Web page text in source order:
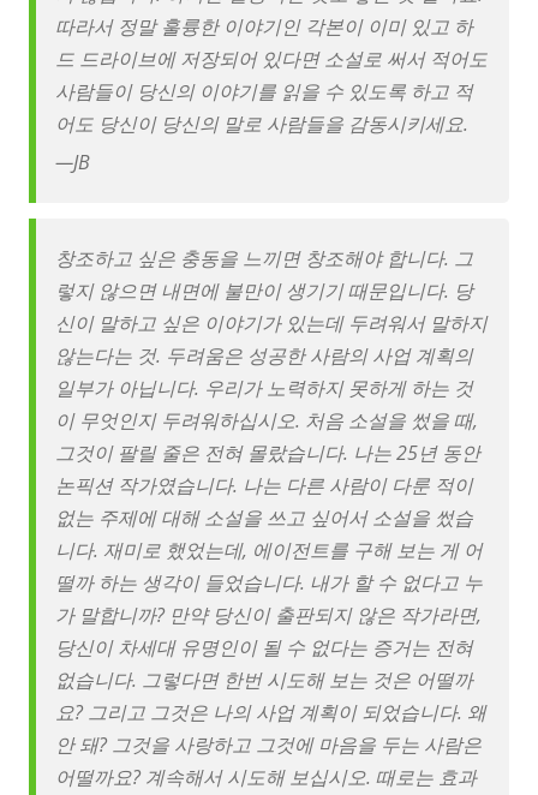
따라서 정말 훌륭한 이야기인 각본이 이미 있고 하
드 드라이브에 저장되어 있다면 소설로 써서 적어도
사람들이 당신의 이야기를 읽을 수 있도록 하고 적
어도 당신이 당신의 말로 사람들을 감동시키세요.
—JB
창조하고 싶은 충동을 느끼면 창조해야 합니다. 그
렇지 않으면 내면에 불만이 생기기 때문입니다. 당
신이 말하고 싶은 이야기가 있는데 두려워서 말하지
않는다는 것. 두려움은 성공한 사람의 사업 계획의
일부가 아닙니다. 우리가 노력하지 못하게 하는 것
이 무엇인지 두려워하십시오. 처음 소설을 썼을 때,
그것이 팔릴 줄은 전혀 몰랐습니다. 나는 25년 동안
논픽션 작가였습니다. 나는 다른 사람이 다룬 적이
없는 주제에 대해 소설을 쓰고 싶어서 소설을 썼습
니다. 재미로 했었는데, 에이전트를 구해 보는 게 어
떨까 하는 생각이 들었습니다. 내가 할 수 없다고 누
가 말합니까? 만약 당신이 출판되지 않은 작가라면,
당신이 차세대 유명인이 될 수 없다는 증거는 전혀
없습니다. 그렇다면 한번 시도해 보는 것은 어떨까
요? 그리고 그것은 나의 사업 계획이 되었습니다. 왜
안 돼? 그것을 사랑하고 그것에 마음을 두는 사람은
어떨까요? 계속해서 시도해 보십시오. 때로는 효과